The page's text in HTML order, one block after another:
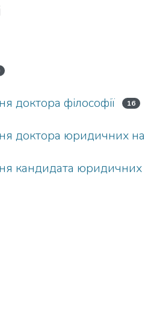
доктора філософії 16
доктора юридичних
кандидата юридичних